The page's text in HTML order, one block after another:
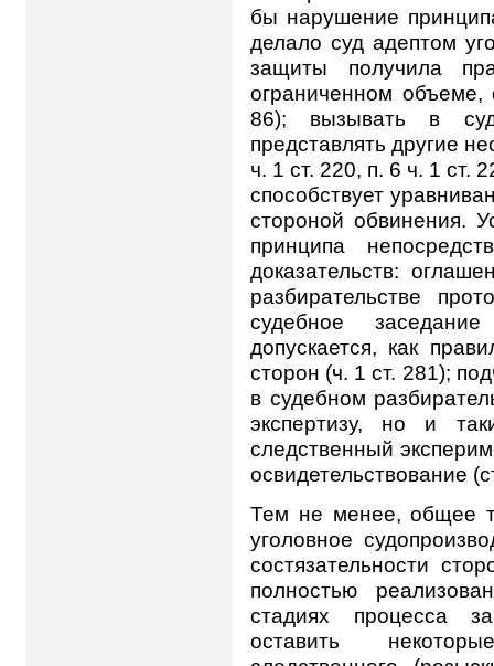
бы нарушение
делало суд адептом
защиты получила
ограниченном объеме,
86); вызывать в
представлять другие
ч. 1 ст. 220, п. 6 ч. 1 ст.
способствует
стороной обвинения.
принципа
доказательств:
разбирательстве
судебное
допускается, как
сторон (ч. 1 ст. 281);
в судебном
экспертизу, но и
следственный
освидетельствование
Тем не менее, общее
уголовное
состязательности
полностью
стадиях процесса
оставить